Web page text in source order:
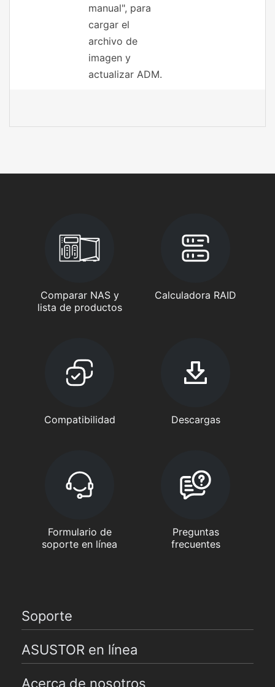
manual", para
cargar el
archivo de
imagen y
actualizar ADM.
Comparar NAS y
lista de productos
Calculadora RAID
Compatibilidad Descargas
Formulario de
soporte en línea
Preguntas
frecuentes
Soporte
ASUSTOR en línea
Acerca de nosotros